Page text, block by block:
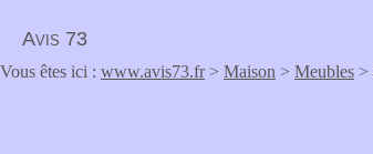
Avis 73
Vous êtes ici : www.avis73.fr> Maison > Meubles >